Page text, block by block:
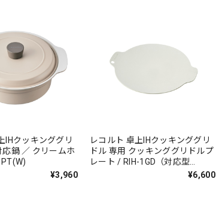
IHクッキンググリ
鍋 ／ クリームホ
¥3,960
レコルト 卓上IHクッキンググリ
ドル 専用 クッキンググリドルプ
レート / RIH-1GD（対応型
¥6,600